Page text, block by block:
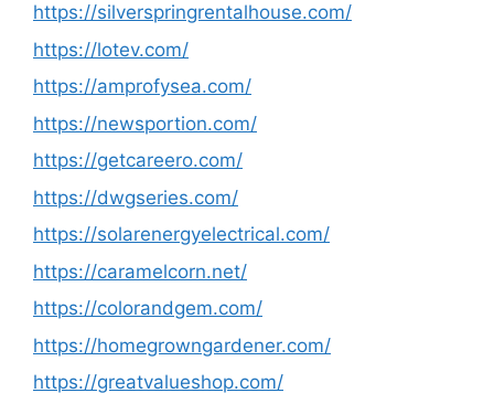
https://silverspringrentalhouse.com/
https://lotev.com/
https://amprofysea.com/
https://newsportion.com/
https://getcareero.com/
https://dwgseries.com/
https://solarenergyelectrical.com/
https://caramelcorn.net/
https://colorandgem.com/
https://homegrowngardener.com/
https://greatvalueshop.com/